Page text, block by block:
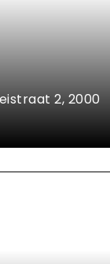
2, 2000